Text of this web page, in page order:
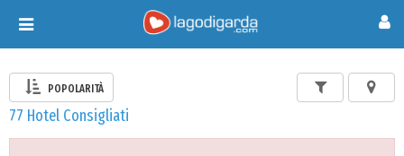
Toggle
navigation
POPOLARITÀ
77 Hotel Consigliati